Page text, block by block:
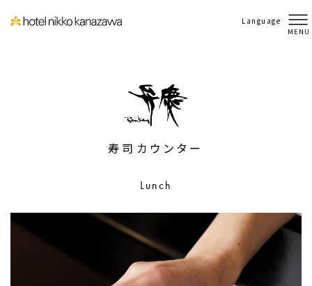
Language
MENU
寿司カウンター
Lunch